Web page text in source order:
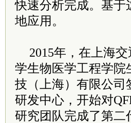
快速分析完成。基于
地应用。
2015年，在上海
学生物医学工程学院
技（上海）有限公司
研发中心，开始对
研究团队完成了第二